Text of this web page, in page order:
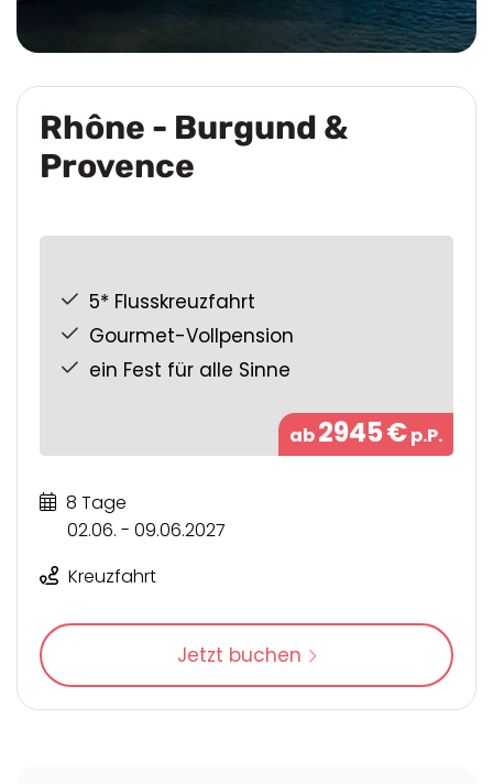
Rhône - Burgund &
Provence
5* Flusskreuzfahrt
Gourmet-Vollpension
ein Fest für alle Sinne
ab2945€p.P.
8 Tage
02.06. - 09.06.2027
Kreuzfahrt
Jetzt buchen